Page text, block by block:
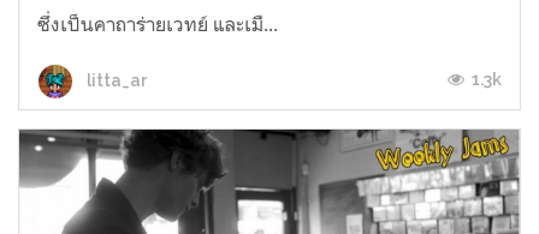
ซึ่งเป็นคาถาร่ายเวทย์ และเมื...
litta_ar 1.3k